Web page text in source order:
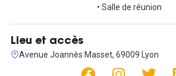
Le tarif pour cet espace est de 7 500€ HT
aménager votre espace sur mesure en
spécifiques. Louez dès 6 mois avec des
• Salle de réunion
Lieu et accès
Avenue Joannès Masset, 69009 Lyon